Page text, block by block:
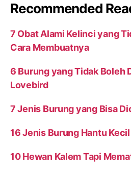
Recommended
7 Obat Alami Kelinci yang
Cara Membuatnya
6 Burung yang Tidak Boleh
Lovebird
7 Jenis Burung yang Bisa
16 Jenis Burung Hantu
10 Hewan Kalem Tapi